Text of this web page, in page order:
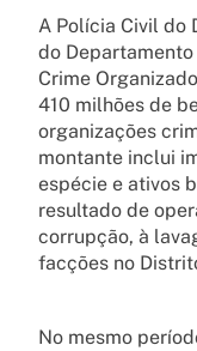
A Polícia Civil do
do
Crime
410 milhões de
organizações
montante inclui
espécie e ativos
resultado de
corrupção, à
facções no
No mesmo